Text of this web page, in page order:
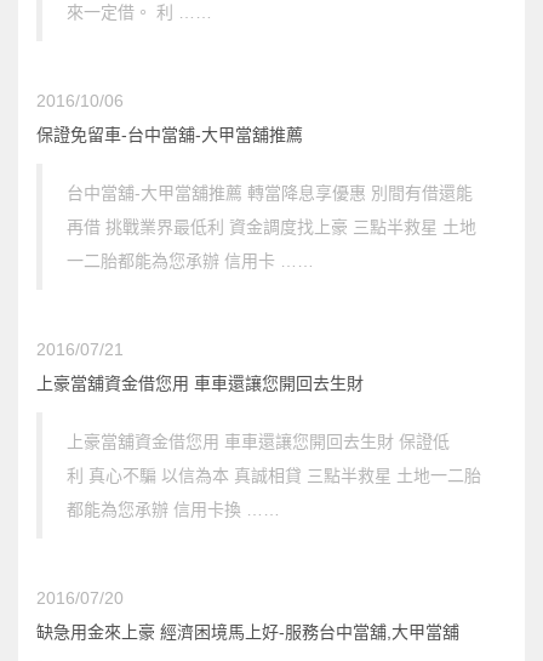
來一定借。 利 ……
2016/10/06
保證免留車-台中當舖-大甲當舖推薦
台中當舖-大甲當舖推薦 轉當降息享優惠 別間有借還能
再借 挑戰業界最低利 資金調度找上豪 三點半救星 土地
一二胎都能為您承辦 信用卡 ……
2016/07/21
上豪當舖資金借您用 車車還讓您開回去生財
上豪當舖資金借您用 車車還讓您開回去生財 保證低
利 真心不騙 以信為本 真誠相貸 三點半救星 土地一二胎
都能為您承辦 信用卡換 ……
2016/07/20
缺急用金來上豪 經濟困境馬上好-服務台中當舖,大甲當舖